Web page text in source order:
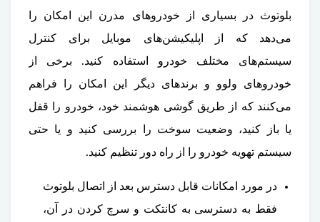
بلوتوث در بسیاری از خودروهای مدرن این امکان را
می‌دهد که از اپلیکیشن‌های موبایل برای کنترل
سیستم‌های مختلف خودرو استفاده کنید. برخی از
خودروهای ولوو و برندهای دیگر این امکان را فراهم
می‌کنند که از طریق گوشی هوشمند خود، خودرو را قفل
یا باز کنید، وضعیت سوخت را بررسی کنید و یا حتی
سیستم تهویه خودرو را از راه دور تنظیم کنید.
در مورد امکانات قابل دسترس بعد از اتصال بلوتوث
فقط به دسترسی به کانتکت و سرچ کردن در آن،